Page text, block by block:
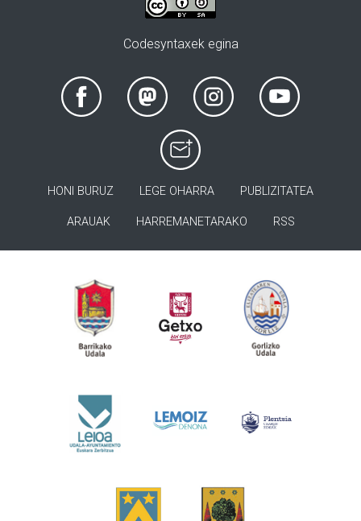
Codesyntaxek egina
HONI BURUZ LEGE OHARRA PUBLIZITATEA
ARAUAK HARREMANETARAKO RSS